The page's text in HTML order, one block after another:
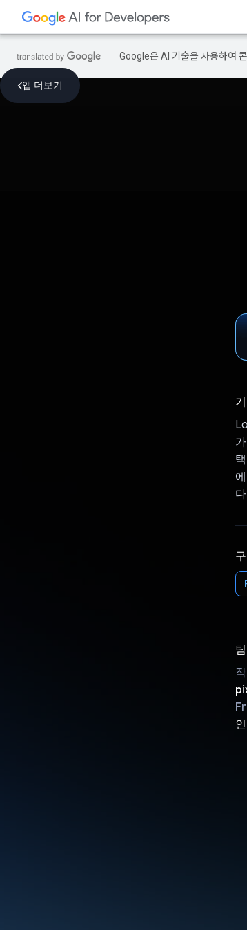
Google은 AI 기술을 사용하여
앱 더보기
팀